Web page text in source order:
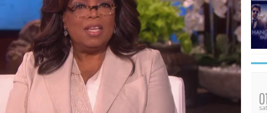
sat